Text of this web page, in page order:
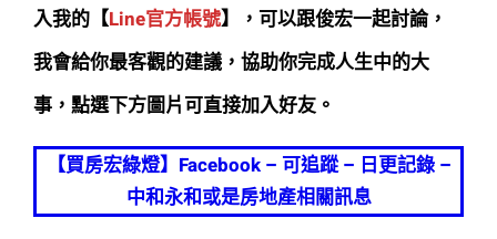
入我的【Line官方帳號】，可以跟俊宏一起討論，
我會給你最客觀的建議，協助你完成人生中的大
事，點選下方圖片可直接加入好友。
【買房宏綠燈】Facebook – 可追蹤 – 日更記錄 –
中和永和或是房地產相關訊息